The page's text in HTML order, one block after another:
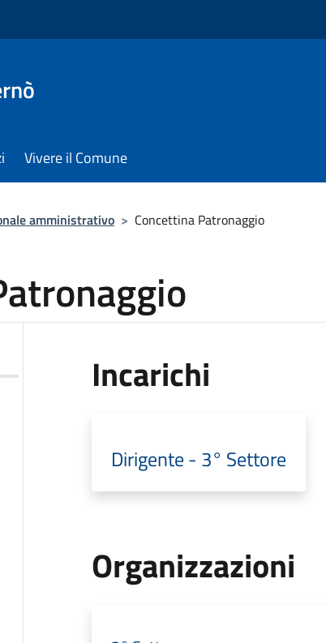
Vivere il Comune
amministrativo > Concettina Patronaggio
Incarichi
Dirigente - 3° Settore
Organizzazioni